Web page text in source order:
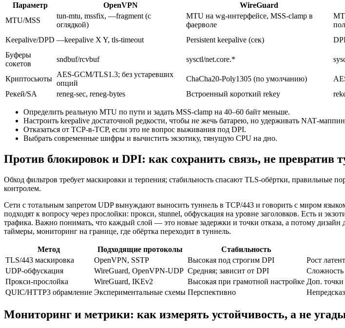
Параметр OpenVPN WireGuard
MTU/MSS
tun-mtu, mssfix, —fragment (с
оглядкой)
MTU на wg‑интерфейсе, MSS‑clamp в
фаерволе
Keepalive/DPD —keepalive X Y, tls-timeout Persistent keepalive (сек)
Буферы
сокетов
sndbuf/rcvbuf sysctl/net.core.*
Криптосьюты
AES‑GCM/TLS1.3; без устаревших
опций
ChaCha20‑Poly1305 (по умолчанию)
Рекей/SA
reneg‑sec, reneg‑bytes Встроенный короткий rekey
Определить реальную MTU по пути и задать MSS‑clamp на 40–60 байт меньше.
Настроить keepalive достаточной редкости, чтобы не жечь батарею, но удерживать
Отказаться от TCP‑в‑TCP, если это не вопрос выживания под DPI.
Выбрать современные шифры и вычистить экзотику, тянущую CPU на дно.
Против блокировок и DPI: как сохранить связь, не превратив
Обход фильтров требует маскировки и терпения; стабильность спасают TLS‑обёртки,
контролем.
Сети с тотальным запретом UDP вынуждают выносить туннель в TCP/443 и говорить с миром
подходят к вопросу через прослойки: прокси, stunnel, обфускация на уровне заголовков. Есть и
трафика. Важно понимать, что каждый слой — это новые задержки и точки отказа, а потому
таймеры, мониторинг на границе, где обёртка переходит в туннель.
Метод Подходящие протоколы Стабильность
TLS/443 маскировка
OpenVPN, SSTP Высокая под строгим DPI
Рост
UDP‑обфускация
WireGuard, OpenVPN‑UDP Средняя; зависит от DPI
Сложность
Прокси‑прослойка
WireGuard, IKEv2 Высокая при грамотной настройке Доп. точки
QUIC/HTTP3 обрамление Экспериментальные схемы Перспективно
Мониторинг и метрики: как измерять устойчивость, а не